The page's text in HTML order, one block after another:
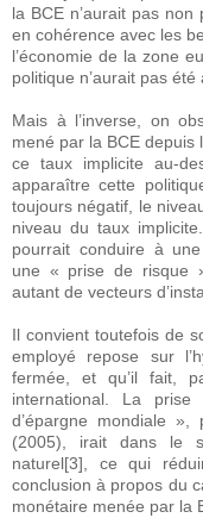
la BCE n’aurait pas
en cohérence avec les
l’économie de la zone
politique n’aurait pas
Mais à l’inverse, on
mené par la BCE depuis
ce taux implicite au-
apparaître cette
toujours négatif, le
niveau du taux
pourrait conduire à
une « prise de risque
autant de vecteurs
Il convient toutefois de
employé repose sur
fermée, et qu’il fait,
international. La
d’épargne mondiale
(2005), irait dans le
naturel[3], ce qui
conclusion à propos du
monétaire menée par la